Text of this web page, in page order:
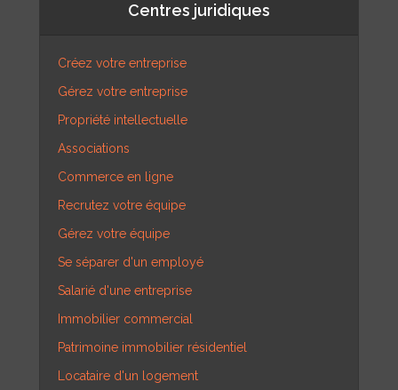
Centres juridiques
Créez votre entreprise
Gérez votre entreprise
Propriété intellectuelle
Associations
Commerce en ligne
Recrutez votre équipe
Gérez votre équipe
Se séparer d'un employé
Salarié d'une entreprise
Immobilier commercial
Patrimoine immobilier résidentiel
Locataire d'un logement